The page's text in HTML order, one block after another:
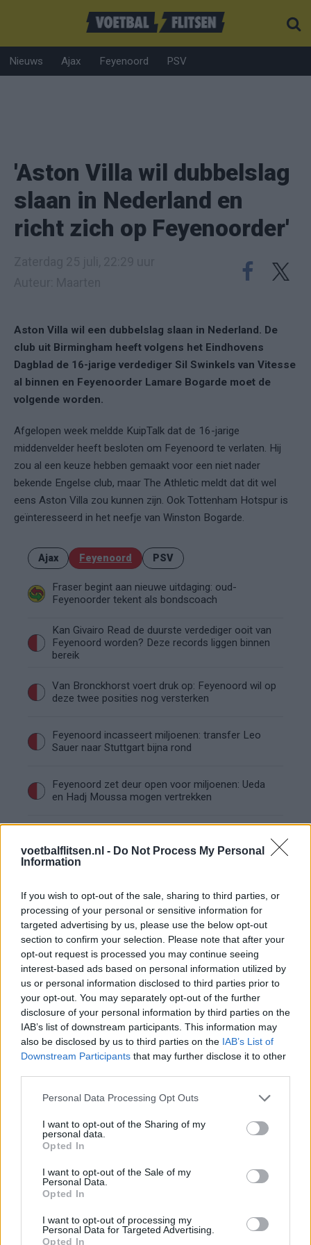
voetbalflitsen.nl - Do Not Process My Personal
Information
If you wish to opt-out of the sale, sharing to third parties, or
processing of your personal or sensitive information for
targeted advertising by us, please use the below opt-out
section to confirm your selection. Please note that after your
opt-out request is processed you may continue seeing
interest-based ads based on personal information utilized by
us or personal information disclosed to third parties prior to
your opt-out. You may separately opt-out of the further
disclosure of your personal information by third parties on the
IAB’s list of downstream participants. This information may
also be disclosed by us to third parties on the IAB’s List of
Downstream Participants that may further disclose it to other
Personal Data Processing Opt Outs
I want to opt-out of the Sharing of my
personal data.
Opted In
I want to opt-out of the Sale of my
Personal Data.
Opted In
I want to opt-out of processing my
Personal Data for Targeted Advertising.
Opted In
Nieuws Ajax Feyenoord PSV
'Aston Villa wil dubbelslag
slaan in Nederland en
richt zich op Feyenoorder'
Aston Villa wil een dubbelslag slaan in Nederland. De
club uit Birmingham heeft volgens het Eindhovens
Dagblad de 16-jarige verdediger Sil Swinkels van Vitesse
al binnen en Feyenoorder Lamare Bogarde moet de
volgende worden.
Afgelopen week meldde KuipTalk dat de 16-jarige
middenvelder heeft besloten om Feyenoord te verlaten. Hij
zou al een keuze hebben gemaakt voor een niet nader
bekende Engelse club, maar The Athletic meldt dat dit wel
eens Aston Villa zou kunnen zijn. Ook Tottenham Hotspur is
geïnteresseerd in het neefje van Winston Bogarde.
Ajax Feyenoord PSV
Fraser begint aan nieuwe uitdaging: oud-
Feyenoorder tekent als bondscoach
Kan Givairo Read de duurste verdediger ooit van
Feyenoord worden? Deze records liggen binnen
bereik
Van Bronckhorst voert druk op: Feyenoord wil op
deze twee posities nog versterken
Feyenoord incasseert miljoenen: transfer Leo
Sauer naar Stuttgart bijna rond
Feyenoord zet deur open voor miljoenen: Ueda
en Hadj Moussa mogen vertrekken
er nog op het programma
keuze voor Marokko
Brengt Sporting Portugal Feyenoord in de
problemen rond Hadj Moussa?
Van droomtransfer tot contractontbinding: het
Feyenoord-verhaal van Calvin Stengs
'Hij is weer gewoon mijn vader': Shaqueel
openhartig over Robin van Persie
Lille geeft niet op na afwijzing: komt er nieuw
bod op Gjivai Zechiël?
Been blikt terug op historische afstraffing: "Die
schaamte voel ik nog altijd"
Calvin Stengs opnieuw vader: bijzonder nieuws in
onzekere transferzomer
Zoë Livay raakt draad kwijt tijdens open dag
Feyenoord na storing met autocue